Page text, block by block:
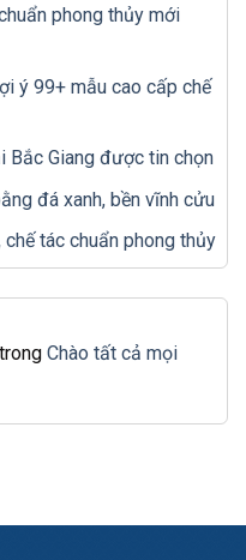
phong thủy mới
ý 99+ mẫu cao cấp chế
Bắc Giang được tin chọn
đá xanh, bền vĩnh cửu
tác chuẩn phong thủy
trong Chào tất cả mọi